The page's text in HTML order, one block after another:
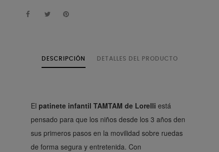
DESCRIPCIÓN DETALLES DEL PRODUCTO
El patinete infantil TAMTAM de Lorelli está
pensado para que los niños desde los 3 años den
sus primeros pasos en la movilidad sobre ruedas
de forma segura y entretenida. Con